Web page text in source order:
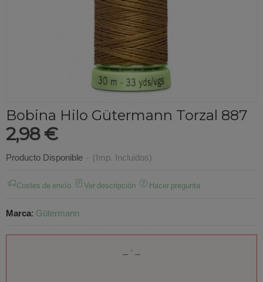
Bobina Hilo Gütermann Torzal 887
2,98 €
Producto Disponible - (Imp. Incluidos)
Costes de envío Ver descripción Hacer pregunta
Marca: Gütermann